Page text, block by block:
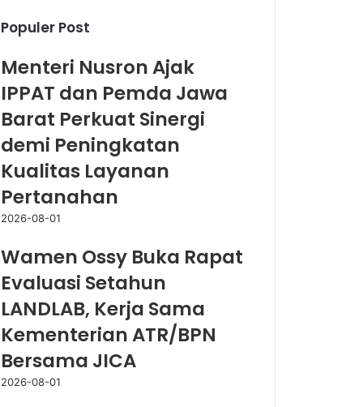
Populer Post
Menteri Nusron Ajak
IPPAT dan Pemda Jawa
Barat Perkuat Sinergi
demi Peningkatan
Kualitas Layanan
Pertanahan
2026-08-01
Wamen Ossy Buka Rapat
Evaluasi Setahun
LANDLAB, Kerja Sama
Kementerian ATR/BPN
Bersama JICA
2026-08-01